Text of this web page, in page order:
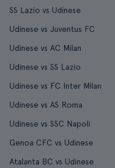
SS Lazio vs Udinese
Udinese vs Juventus FC
Udinese vs AC Milan
Udinese vs SS Lazio
Udinese vs FC Inter Milan
Udinese vs AS Roma
Udinese vs SSC Napoli
Genoa CFC vs Udinese
Atalanta BC vs Udinese